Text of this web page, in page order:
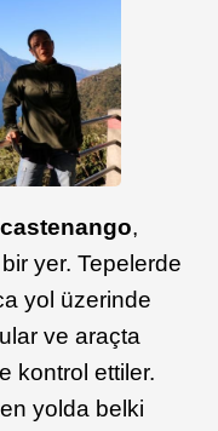
,
yer. Tepelerde
yol üzerinde
ve araçta
kontrol ettiler.
yolda belki